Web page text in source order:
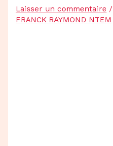
Laisser un commentaire /
FRANCK RAYMOND NTEM